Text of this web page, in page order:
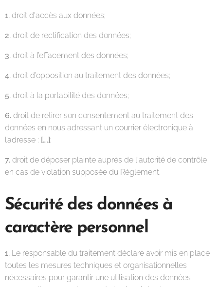
1. droit d'accès aux données;
2. droit de rectification des données;
3. droit à l’effacement des données;
4. droit d’opposition au traitement des données;
5. droit à la portabilité des données;
6. droit de retirer son consentement au traitement des
données en nous adressant un courrier électronique à
l’adresse : [….];
7. droit de déposer plainte auprès de l'autorité de contrôle
en cas de violation supposée du Règlement.
Sécurité des données à
caractère personnel
1. Le responsable du traitement déclare avoir mis en place
toutes les mesures techniques et organisationnelles
nécessaires pour garantir une utilisation des données